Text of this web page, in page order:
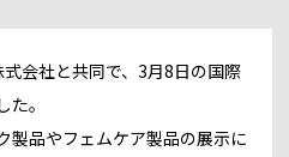
会社と共同で、3月8日の国際
。
製品やフェムケア製品の展示に